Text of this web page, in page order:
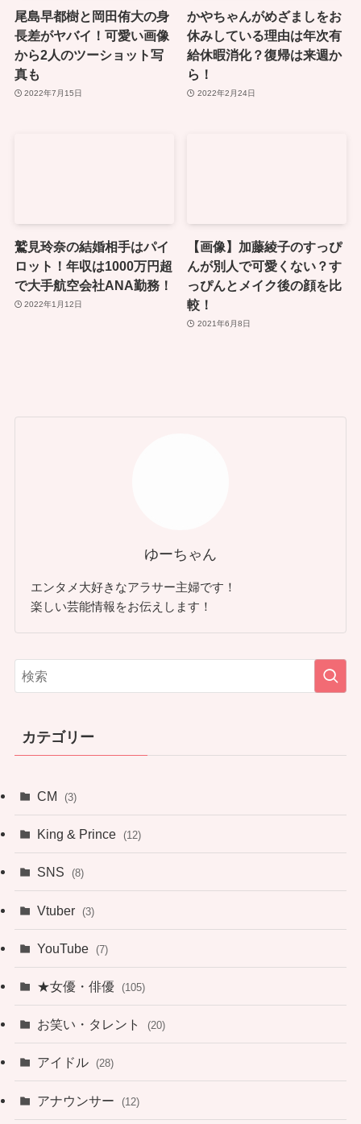
尾島早都樹と岡田侑大の身
長差がヤバイ！可愛い画像
から2人のツーショット写
真も
2022年7月15日
かやちゃんがめざましをお
休みしている理由は年次有
給休暇消化？復帰は来週か
ら！
2022年2月24日
鷲見玲奈の結婚相手はパイ
ロット！年収は1000万円超
で大手航空会社ANA勤務！
2022年1月12日
【画像】加藤綾子のすっぴ
んが別人で可愛くない？す
っぴんとメイク後の顔を比
較！
2021年6月8日
ゆーちゃん
エンタメ大好きなアラサー主婦です！
楽しい芸能情報をお伝えします！
カテゴリー
CM (3)
King & Prince (12)
SNS (8)
Vtuber (3)
YouTube (7)
★女優・俳優 (105)
お笑い・タレント (20)
アイドル (28)
アナウンサー (12)